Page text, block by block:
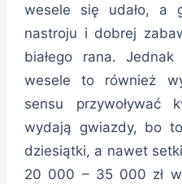
wesele się udało, a
nastroju i dobrej
białego rana.
wesele to również
sensu przywoływać
wydają gwiazdy, bo
dziesiątki, a nawet
20 000 – 35 000 zł